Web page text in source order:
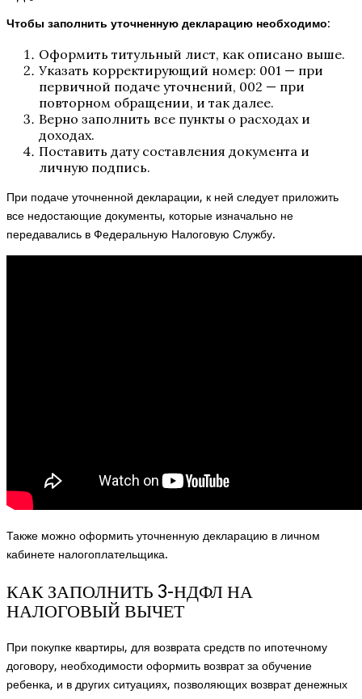
Чтобы заполнить уточненную декларацию необходимо:
Оформить титульный лист, как описано выше.
Указать корректирующий номер: 001 — при
первичной подаче уточнений, 002 — при
повторном обращении, и так далее.
Верно заполнить все пункты о расходах и
доходах.
Поставить дату составления документа и
личную подпись.
При подаче уточненной декларации, к ней следует приложить
все недостающие документы, которые изначально не
передавались в Федеральную Налоговую Службу.
Также можно оформить уточненную декларацию в личном
кабинете налогоплательщика.
КАК ЗАПОЛНИТЬ 3-НДФЛ НА
НАЛОГОВЫЙ ВЫЧЕТ
При покупке квартиры, для возврата средств по ипотечному
договору, необходимости оформить возврат за обучение
ребенка, и в других ситуациях, позволяющих возврат денежных